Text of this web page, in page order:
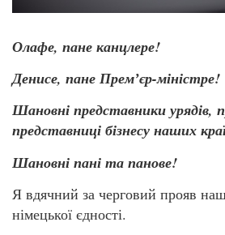
Олафе, пане канцлере!
Денисе, пане Премʼєр-міністре!
Шановні представники урядів,
представниці бізнесу наших
Шановні пані та панове!
Я вдячний за черговий прояв
німецької єдності.